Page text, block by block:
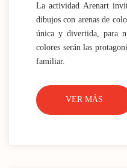
La actividad Arenart
dibujos con arenas de
única y divertida, para
colores serán las
familiar.
VER MÁS